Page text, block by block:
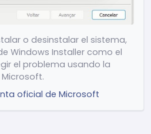
ChatSeguro en la
de Windows
de carga en la
del botón "Ir al mensaje" en
o desinstalar el sistema,
Windows Installer como el
el problema usando la
oficial de Microsoft